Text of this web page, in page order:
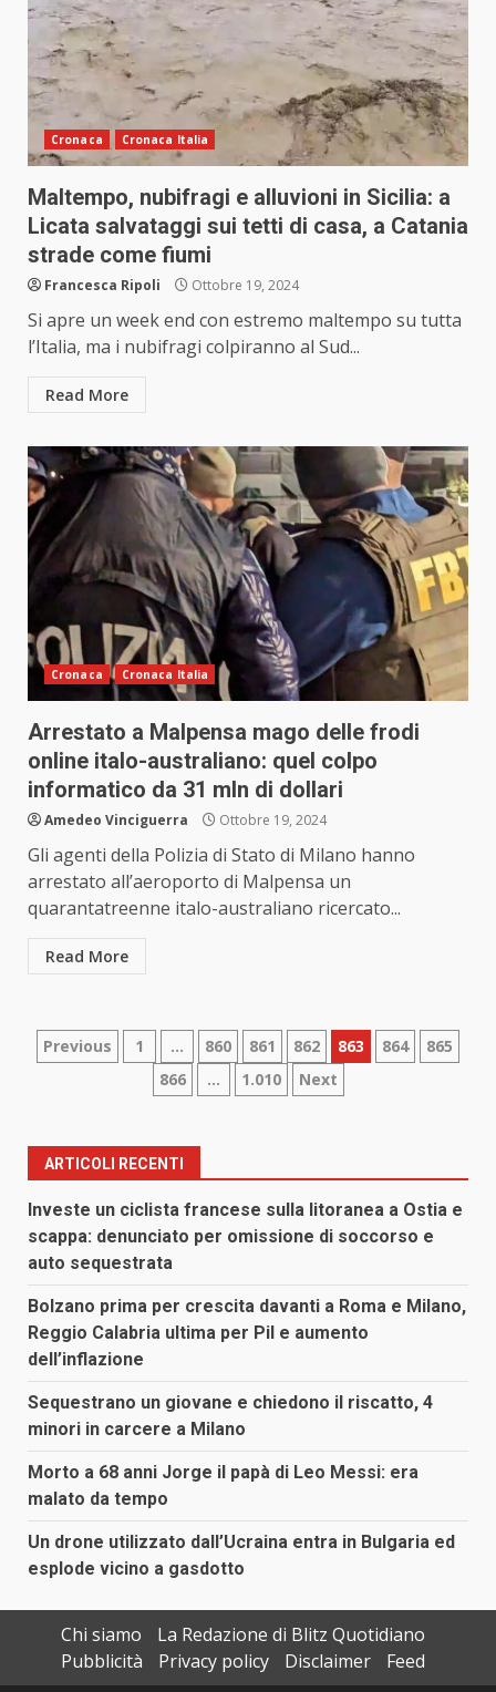
Cronaca Cronaca Italia
Maltempo, nubifragi e alluvioni in Sicilia: a
Licata salvataggi sui tetti di casa, a Catania
strade come fiumi
Francesca Ripoli Ottobre 19, 2024
Si apre un week end con estremo maltempo su tutta
l’Italia, ma i nubifragi colpiranno al Sud...
Read More
Cronaca Cronaca Italia
Arrestato a Malpensa mago delle frodi
online italo-australiano: quel colpo
informatico da 31 mln di dollari
Amedeo Vinciguerra Ottobre 19, 2024
Gli agenti della Polizia di Stato di Milano hanno
arrestato all’aeroporto di Malpensa un
quarantatreenne italo-australiano ricercato...
Read More
Paginazione
articoli
Previous 1 … 860 861 862 863 864
865
866
… 1.010 Next
ARTICOLI RECENTI
Investe un ciclista francese sulla litoranea a Ostia e
scappa: denunciato per omissione di soccorso e
auto sequestrata
Bolzano prima per crescita davanti a Roma e Milano,
Reggio Calabria ultima per Pil e aumento
dell’inflazione
Sequestrano un giovane e chiedono il riscatto, 4
minori in carcere a Milano
Morto a 68 anni Jorge il papà di Leo Messi: era
malato da tempo
Un drone utilizzato dall’Ucraina entra in Bulgaria ed
esplode vicino a gasdotto
Chi siamo
La Redazione di Blitz Quotidiano
Pubblicità
Privacy policy Disclaimer Feed